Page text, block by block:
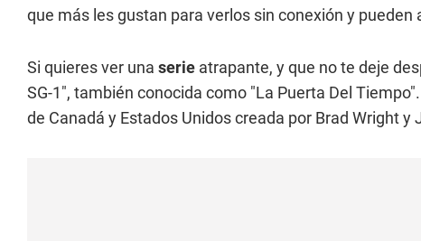
que más les gustan para verlos sin conexión y pueden
Si quieres ver una serie atrapante, y que no te deje
SG-1", también conocida como "La Puerta Del
de Canadá y Estados Unidos creada por Brad Wright y